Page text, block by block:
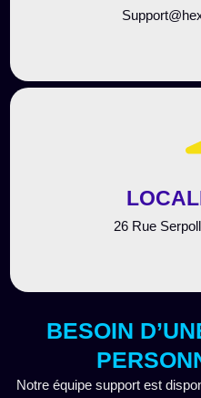
26 Rue
BESOIN
Notre équipe support est